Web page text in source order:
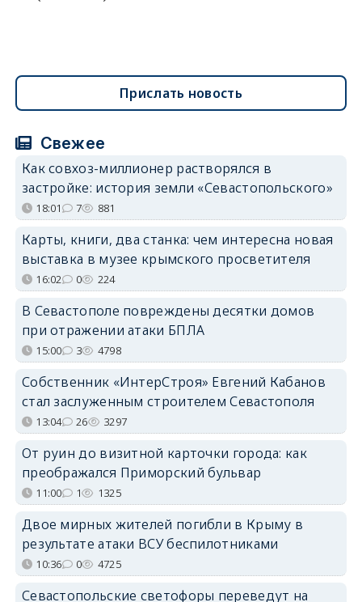
Прислать новость
Свежее
Как совхоз-миллионер растворялся в
застройке: история земли «Севастопольского»
18:01 7 881
Карты, книги, два станка: чем интересна новая
выставка в музее крымского просветителя
16:02 0 224
В Севастополе повреждены десятки домов
при отражении атаки БПЛА
15:00 3 4798
Собственник «ИнтерСтроя» Евгений Кабанов
стал заслуженным строителем Севастополя
13:04 26 3297
От руин до визитной карточки города: как
преображался Приморский бульвар
11:00 1 1325
Двое мирных жителей погибли в Крыму в
результате атаки ВСУ беспилотниками
10:36 0 4725
Севастопольские светофоры переведут на